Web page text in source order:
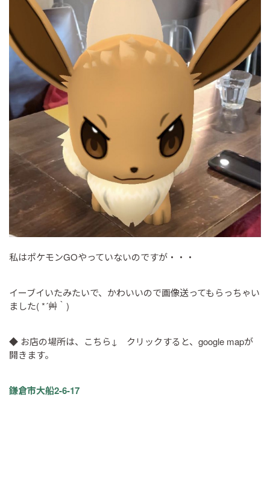
私はポケモンGOやっていないのですが・・・
イーブイいたみたいで、かわいいので画像送ってもらっちゃい
ました( *´艸｀)
◆ お店の場所は、こちら↓ クリックすると、google mapが
開きます。
鎌倉市大船2-6-17